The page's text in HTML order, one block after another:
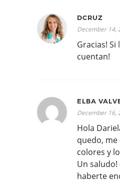
DCRUZ
December 14,
Gracias!
cuentan!
ELBA
December 16,
Hola
quedo,
colores y
Un
haberte